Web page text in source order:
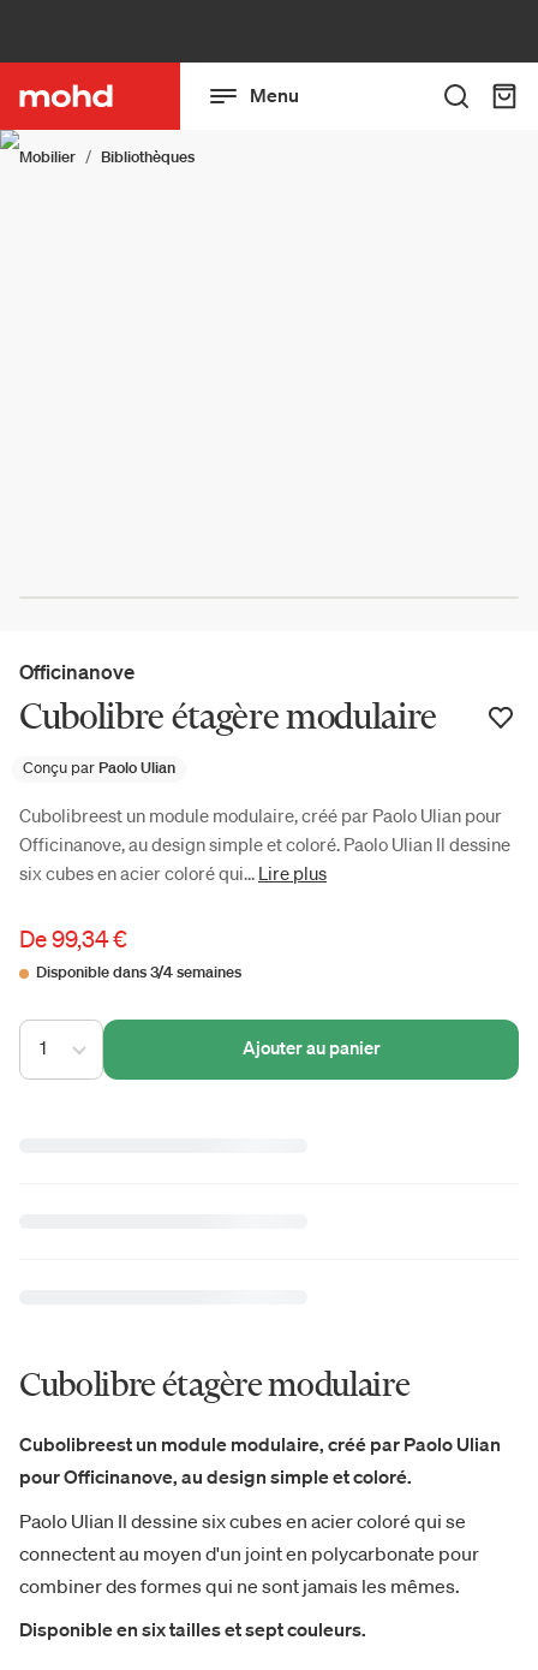
Menu
Mobilier Bibliothèques
Officinanove
Cubolibre étagère modulaire
Conçu par Paolo Ulian
Cubolibreest un module modulaire, créé par Paolo Ulian pour
Officinanove, au design simple et coloré. Paolo Ulian Il dessine
six cubes en acier coloré qui... Lire plus
De99,34 €
Disponible dans 3/4 semaines
1 Ajouter au panier
Cubolibre étagère modulaire
Cubolibreest un module modulaire, créé par Paolo Ulian
pour Officinanove, au design simple et coloré.
Paolo Ulian Il dessine six cubes en acier coloré qui se
connectent au moyen d'un joint en polycarbonate pour
combiner des formes qui ne sont jamais les mêmes.
Disponible en six tailles et sept couleurs.